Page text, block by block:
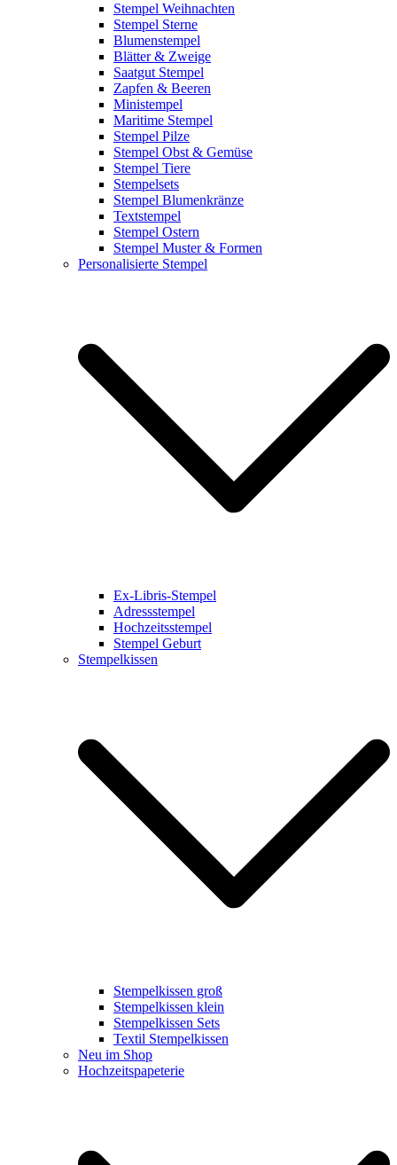
Stempel Weihnachten
Stempel Sterne
Blumenstempel
Blätter & Zweige
Saatgut Stempel
Zapfen & Beeren
Ministempel
Maritime Stempel
Stempel Pilze
Stempel Obst & Gemüse
Stempel Tiere
Stempelsets
Stempel Blumenkränze
Textstempel
Stempel Ostern
Stempel Muster & Formen
Personalisierte Stempel
Ex-Libris-Stempel
Adressstempel
Hochzeitsstempel
Stempel Geburt
Stempelkissen
Stempelkissen groß
Stempelkissen klein
Stempelkissen Sets
Textil Stempelkissen
Neu im Shop
Hochzeitspapeterie